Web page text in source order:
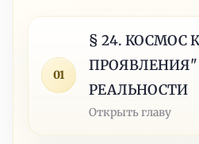
01
§ 24. КОСМОС
РЕАЛЬНОСТИ
Открыть главу